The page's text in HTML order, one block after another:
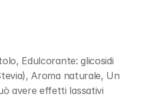
Edulcorante: glicosidi
Aroma naturale, Un
avere effetti lassativi